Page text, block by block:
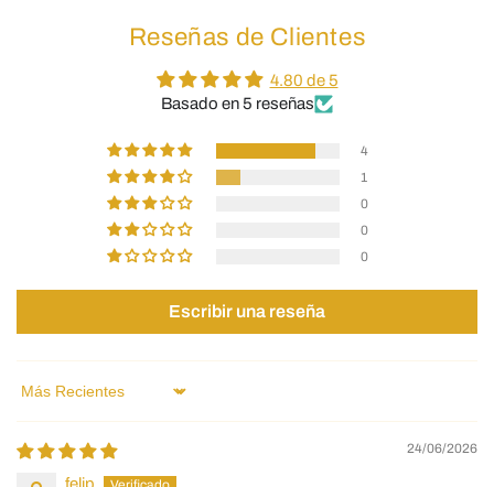
Reseñas de Clientes
4.80 de 5
Basado en 5 reseñas
4
1
0
0
0
Escribir una reseña
Sort by
24/06/2026
felip